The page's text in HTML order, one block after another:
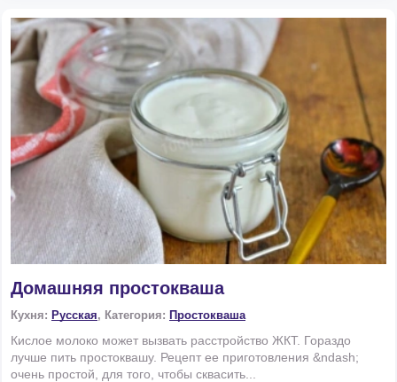
Домашняя простокваша
Кухня: Русская, Категория: Простокваша
Кислое молоко может вызвать расстройство ЖКТ. Гораздо
лучше пить простоквашу. Рецепт ее приготовления &ndash;
очень простой, для того, чтобы сквасить...